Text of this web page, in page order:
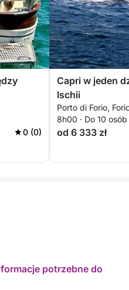
0 (0)
Capri w jeden
Ischii
Porto di Forio,
8h00 · Do 10 osób
od 6 333 zł
potrzebne do